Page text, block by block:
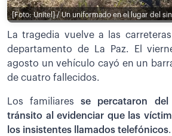
[Foto: Unitel] / Un uniformado en el lugar del
La tragedia vuelve a las
departamento de La Paz. El
agosto un vehículo cayó en un
de cuatro fallecidos.
Los familiaresse percataron
tránsito al evidenciar que las
los insistentes llamados telefónicos.